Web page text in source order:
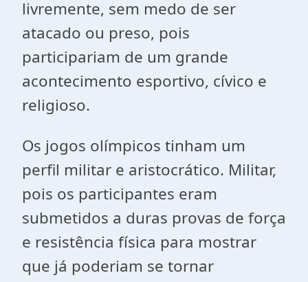
livremente, sem medo de ser
atacado ou preso, pois
participariam de um grande
acontecimento esportivo, cívico e
religioso.
Os jogos olímpicos tinham um
perfil militar e aristocrático. Militar,
pois os participantes eram
submetidos a duras provas de força
e resistência física para mostrar
que já poderiam se tornar